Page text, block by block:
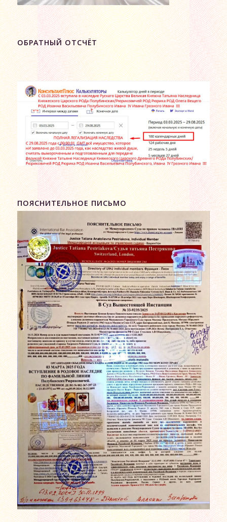
ОБРАТНЫЙ ОТСЧЁТ
ПОЯСНИТЕЛЬНОЕ ПИСЬМО